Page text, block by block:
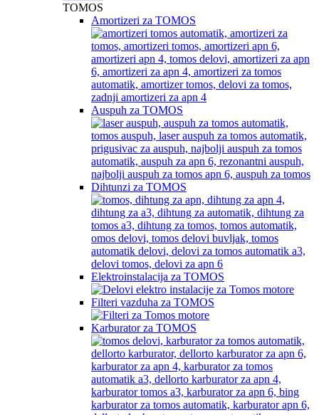
TOMOS
Amortizeri za TOMOS
Auspuh za TOMOS
Dihtunzi za TOMOS
Elektroinstalacija za TOMOS
Filteri vazduha za TOMOS
Karburator za TOMOS